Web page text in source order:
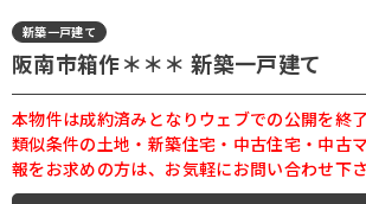
新築一戸建て
阪南市箱作＊＊＊ 新築一戸建て
本物件は成約済みとなりウェブでの公開を終了
類似条件の土地・新築住宅・中古住宅・中古
報をお求めの方は、お気軽にお問い合わせ下さ